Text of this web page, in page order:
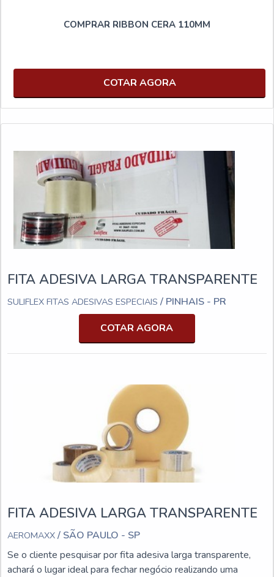
COMPRAR RIBBON CERA 110MM
COTAR AGORA
FITA ADESIVA LARGA TRANSPARENTE
SULIFLEX FITAS ADESIVAS ESPECIAIS / PINHAIS - PR
COTAR AGORA
FITA ADESIVA LARGA TRANSPARENTE
AEROMAXX / SÃO PAULO - SP
Se o cliente pesquisar por fita adesiva larga transparente,
achará o lugar ideal para fechar negócio realizando uma